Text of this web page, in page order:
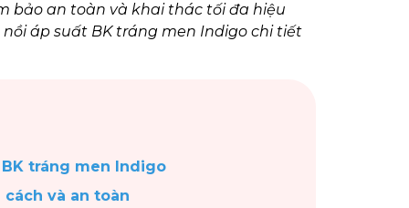
bảo an toàn và khai thác tối đa hiệu
áp suất BK tráng men Indigo chi tiết
tráng men Indigo
và an toàn